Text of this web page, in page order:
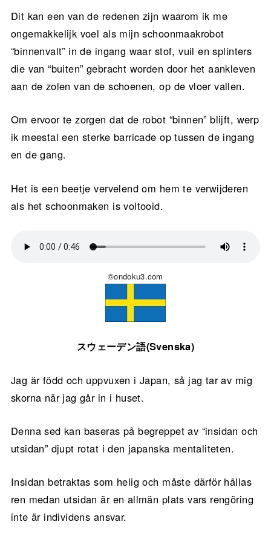
Dit kan een van de redenen zijn waarom ik me
ongemakkelijk voel als mijn schoonmaakrobot
“binnenvalt” in de ingang waar stof, vuil en splinters
die van “buiten” gebracht worden door het aankleven
aan de zolen van de schoenen, op de vloer vallen.
Om ervoor te zorgen dat de robot “binnen” blijft, werp
ik meestal een sterke barricade op tussen de ingang
en de gang.
Het is een beetje vervelend om hem te verwijderen
als het schoonmaken is voltooid.
©ondoku3.com
スウェーデン語(Svenska)
Jag är född och uppvuxen i Japan, så jag tar av mig
skorna när jag går in i huset.
Denna sed kan baseras på begreppet av “insidan och
utsidan” djupt rotat i den japanska mentaliteten.
Insidan betraktas som helig och måste därför hållas
ren medan utsidan är en allmän plats vars rengöring
inte är individens ansvar.